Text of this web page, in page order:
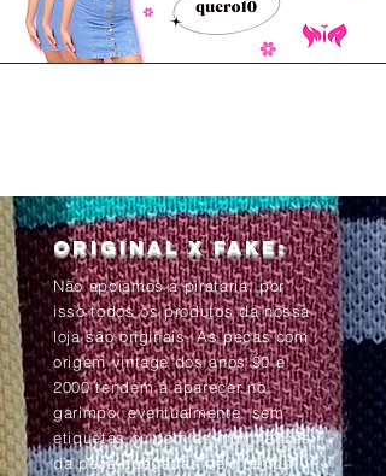
Original x Fake:
Não apoiamos a pirataria, por
isso todos os produtos da nossa
loja são originais. As peças com
origem vintage dos anos 90 e
2000 tendem à aparecer no
garimpo, eventualmente, sem
etiquetas ou com as informações
da peça apagadas pelo tempo.